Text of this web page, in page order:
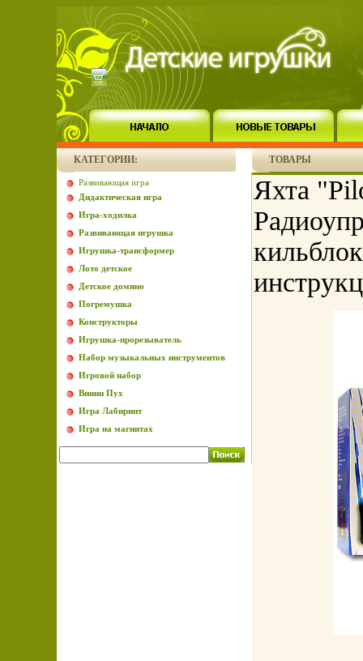
КАТЕГОРИИ:
Развивающая игра
Дидактическая игра
Игра-ходилка
Развивающая игрушка
Игрушка-трансформер
Лото детское
Детское домино
Погремушка
Конструкторы
Игрушка-прорезыватель
Набор музыкальных инструментов
Игровой набор
Винни Пух
Игра Лабиринт
Игра на магнитах
ТОВАРЫ
Яхта